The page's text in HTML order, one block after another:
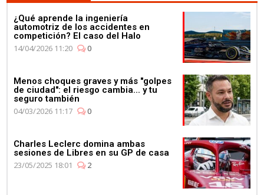
¿Qué aprende la ingeniería
automotriz de los accidentes en
competición? El caso del Halo
14/04/2026 11:20
0
Menos choques graves y más "golpes
de ciudad": el riesgo cambia... y tu
seguro también
04/03/2026 11:17
0
Charles Leclerc domina ambas
sesiones de Libres en su GP de casa
23/05/2025 18:01
2